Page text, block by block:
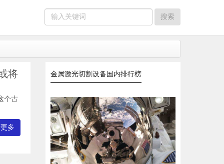
将
个古
多
金属激光切割设备国内排行榜